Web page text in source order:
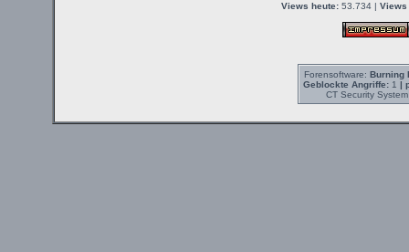
Views heute:53.734 | Views
Forensoftware: Burning
Geblockte Angriffe:1 |
CT Security